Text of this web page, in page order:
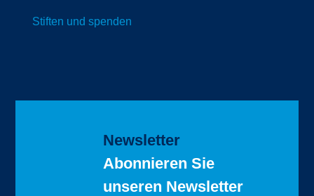
Stiften und spenden
Newsletter
Abonnieren Sie
unseren Newsletter